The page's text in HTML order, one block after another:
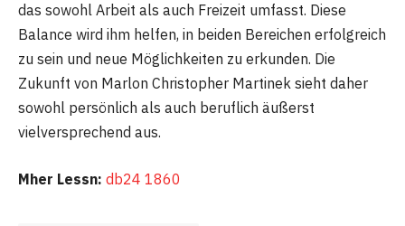
das sowohl Arbeit als auch Freizeit umfasst. Diese
Balance wird ihm helfen, in beiden Bereichen erfolgreich
zu sein und neue Möglichkeiten zu erkunden. Die
Zukunft von Marlon Christopher Martinek sieht daher
sowohl persönlich als auch beruflich äußerst
vielversprechend aus.
Mher Lessn: db24 1860